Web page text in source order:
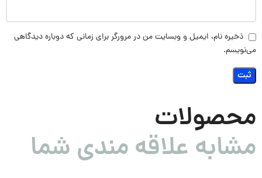
ذخیره نام، ایمیل و وبسایت من در مرورگر برای زمانی که دوباره دیدگاهی
می‌نویسم.
محصولات
مشابه علاقه مندی شما